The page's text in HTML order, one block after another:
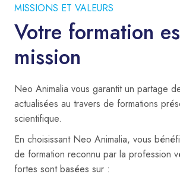
MISSIONS ET VALEURS
Votre formation
mission
Neo Animalia vous garantit un partage
actualisées au travers de formations
scientifique.
En choisissant Neo Animalia, vous
de formation reconnu par la profession
fortes sont basées sur :